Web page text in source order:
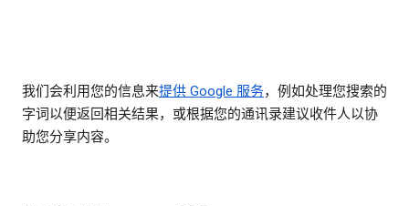
我们会利用您的信息来提供 Google 服务，例如处理您搜索的
字词以便返回相关结果，或根据您的通讯录建议收件人以协
助您分享内容。